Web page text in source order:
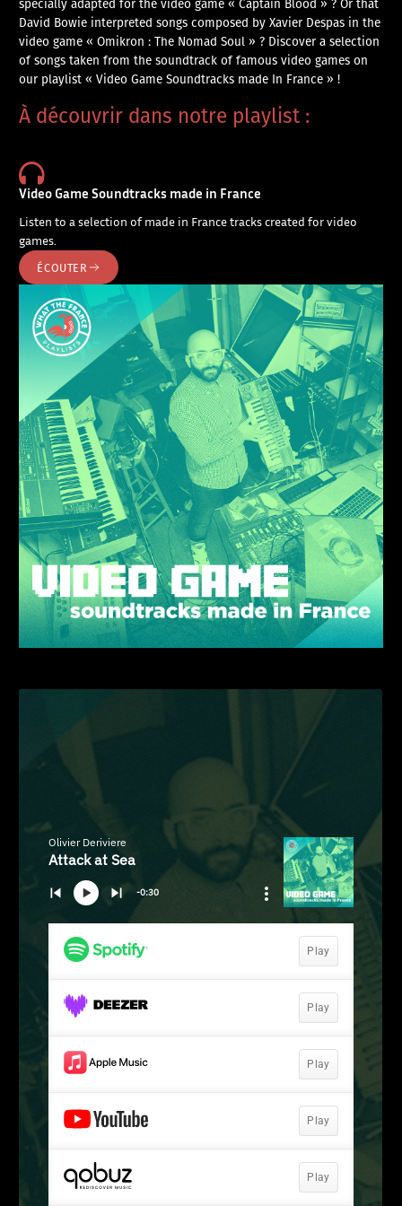
David Bowie interpreted songs composed by Xavier Despas in the
video game « Omikron : The Nomad Soul » ? Discover a selection
of songs taken from the soundtrack of famous video games on
our playlist « Video Game Soundtracks made In France » !
À découvrir dans notre playlist :
Video Game Soundtracks made in France
Listen to a selection of made in France tracks created for video
games.
ÉCOUTER